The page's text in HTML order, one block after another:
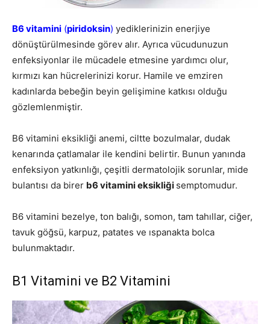
B6 vitamini (piridoksin) yediklerinizin enerjiye
dönüştürülmesinde görev alır. Ayrıca vücudunuzun
enfeksiyonlar ile mücadele etmesine yardımcı olur,
kırmızı kan hücrelerinizi korur. Hamile ve emziren
kadınlarda bebeğin beyin gelişimine katkısı olduğu
gözlemlenmiştir.
B6 vitamini eksikliği anemi, ciltte bozulmalar, dudak
kenarında çatlamalar ile kendini belirtir. Bunun yanında
enfeksiyon yatkınlığı, çeşitli dermatolojik sorunlar, mide
bulantısı da birer b6 vitamini eksikliği semptomudur.
B6 vitamini bezelye, ton balığı, somon, tam tahıllar, ciğer,
tavuk göğsü, karpuz, patates ve ıspanakta bolca
bulunmaktadır.
B1 Vitamini ve B2 Vitamini